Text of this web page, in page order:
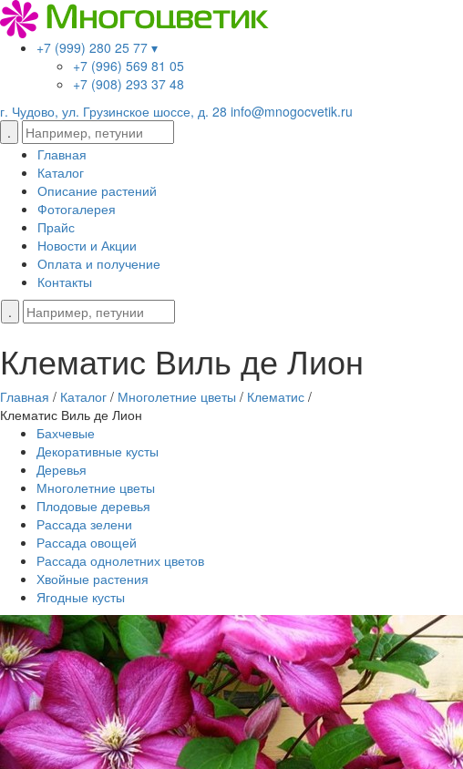
+7 (999) 280 25 77 ▾
+7 (996) 569 81 05
+7 (908) 293 37 48
г. Чудово, ул. Грузинское шоссе, д. 28 info@mnogocvetik.ru
Главная
Каталог
Описание растений
Фотогалерея
Прайс
Новости и Акции
Оплата и получение
Контакты
Клематис Виль де Лион
Главная / Каталог / Многолетние цветы / Клематис /
Клематис Виль де Лион
Бахчевые
Декоративные кусты
Деревья
Многолетние цветы
Плодовые деревья
Рассада зелени
Рассада овощей
Рассада однолетних цветов
Хвойные растения
Ягодные кусты